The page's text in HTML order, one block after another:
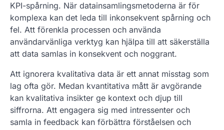
KPI-spårning. När datainsamlingsmetoderna är för
komplexa kan det leda till inkonsekvent spårning och
fel. Att förenkla processen och använda
användarvänliga verktyg kan hjälpa till att säkerställa
att data samlas in konsekvent och noggrant.
Att ignorera kvalitativa data är ett annat misstag som
lag ofta gör. Medan kvantitativa mått är avgörande
kan kvalitativa insikter ge kontext och djup till
siffrorna. Att engagera sig med intressenter och
samla in feedback kan förbättra förståelsen och